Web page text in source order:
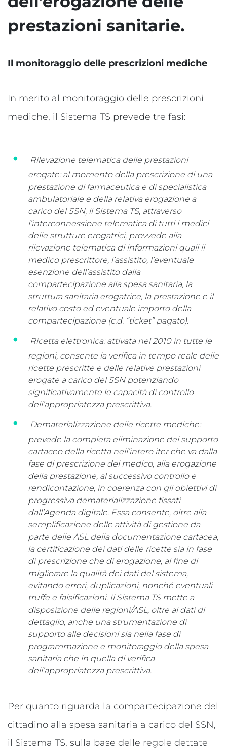
prestazioni sanitarie.
Il monitoraggio delle prescrizioni mediche
In merito al monitoraggio delle prescrizioni
mediche, il Sistema TS prevede tre fasi:
Rilevazione telematica delle prestazioni
erogate: al momento della prescrizione di una
prestazione di farmaceutica e di specialistica
ambulatoriale e della relativa erogazione a
carico del SSN, il Sistema TS, attraverso
l’interconnessione telematica di tutti i medici
delle strutture erogatrici, provvede alla
rilevazione telematica di informazioni quali il
medico prescrittore, l’assistito, l’eventuale
esenzione dell’assistito dalla
compartecipazione alla spesa sanitaria, la
struttura sanitaria erogatrice, la prestazione e il
relativo costo ed eventuale importo della
compartecipazione (c.d. “ticket” pagato).
Ricetta elettronica: attivata nel 2010 in tutte le
regioni, consente la verifica in tempo reale delle
ricette prescritte e delle relative prestazioni
erogate a carico del SSN potenziando
significativamente le capacità di controllo
dell’appropriatezza prescrittiva.
Dematerializzazione delle ricette mediche:
prevede la completa eliminazione del supporto
cartaceo della ricetta nell’intero iter che va dalla
fase di prescrizione del medico, alla erogazione
della prestazione, al successivo controllo e
rendicontazione, in coerenza con gli obiettivi di
progressiva dematerializzazione fissati
dall’Agenda digitale. Essa consente, oltre alla
semplificazione delle attività di gestione da
parte delle ASL della documentazione cartacea,
la certificazione dei dati delle ricette sia in fase
di prescrizione che di erogazione, al fine di
migliorare la qualità dei dati del sistema,
evitando errori, duplicazioni, nonché eventuali
truffe e falsificazioni. Il Sistema TS mette a
disposizione delle regioni/ASL, oltre ai dati di
dettaglio, anche una strumentazione di
supporto alle decisioni sia nella fase di
programmazione e monitoraggio della spesa
sanitaria che in quella di verifica
dell’appropriatezza prescrittiva.
Per quanto riguarda la compartecipazione del
cittadino alla spesa sanitaria a carico del SSN,
il Sistema TS, sulla base delle regole dettate